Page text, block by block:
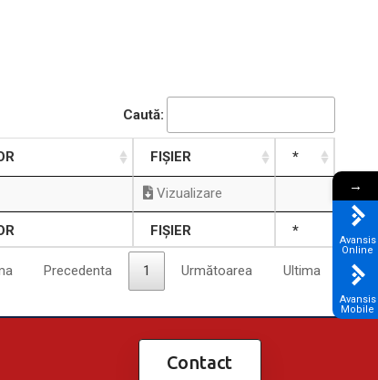
Caută:
FIȘIER *
Vizualizare
FIȘIER *
Precedenta 1 Următoarea Ultima
Contact
→
Avansis
Online
Avansis
Mobile